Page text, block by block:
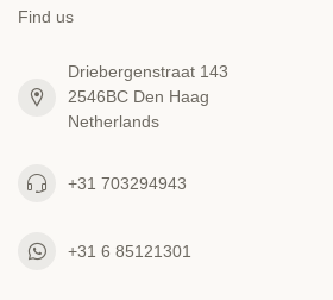
Find us
Driebergenstraat 143
2546BC Den Haag
Netherlands
+31 703294943
+31 6 85121301